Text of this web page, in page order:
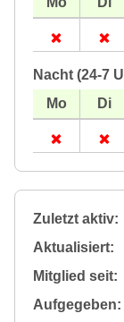
Nacht (24-7
Zuletzt aktiv:
Aktualisiert:
Mitglied seit:
Aufgegeben: